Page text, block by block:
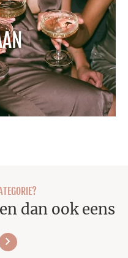
dan ook eens